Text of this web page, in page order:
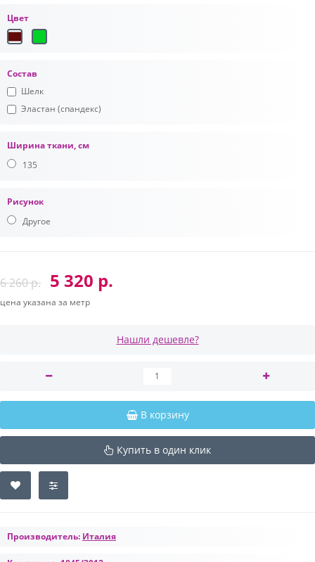
Цвет
Состав
Шелк
Эластан (спандекс)
Ширина ткани, см
135
Рисунок
Другое
6 260 р. 5 320 р.
цена указана за метр
Нашли дешевле?
В корзину
Купить в один клик
Производитель: Италия